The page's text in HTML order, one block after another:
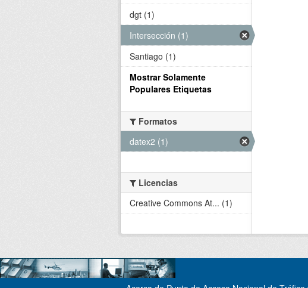
dgt (1)
Intersección (1)
Santiago (1)
Mostrar Solamente
Populares Etiquetas
Formatos
datex2 (1)
Licencias
Creative Commons At... (1)